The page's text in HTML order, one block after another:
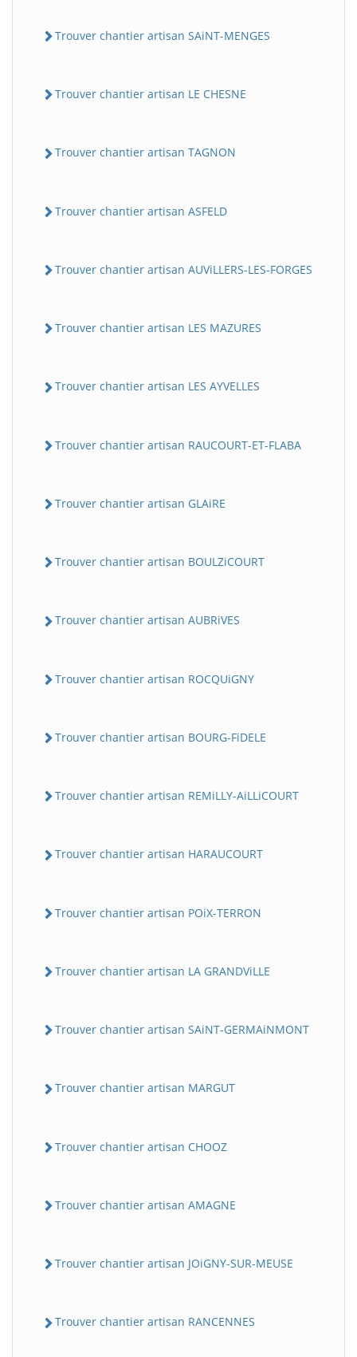
Trouver chantier artisan SAiNT-MENGES
Trouver chantier artisan LE CHESNE
Trouver chantier artisan TAGNON
Trouver chantier artisan ASFELD
Trouver chantier artisan AUViLLERS-LES-FORGES
Trouver chantier artisan LES MAZURES
Trouver chantier artisan LES AYVELLES
Trouver chantier artisan RAUCOURT-ET-FLABA
Trouver chantier artisan GLAiRE
Trouver chantier artisan BOULZiCOURT
Trouver chantier artisan AUBRiVES
Trouver chantier artisan ROCQUiGNY
Trouver chantier artisan BOURG-FiDELE
Trouver chantier artisan REMiLLY-AiLLiCOURT
Trouver chantier artisan HARAUCOURT
Trouver chantier artisan POiX-TERRON
Trouver chantier artisan LA GRANDViLLE
Trouver chantier artisan SAiNT-GERMAiNMONT
Trouver chantier artisan MARGUT
Trouver chantier artisan CHOOZ
Trouver chantier artisan AMAGNE
Trouver chantier artisan JOiGNY-SUR-MEUSE
Trouver chantier artisan RANCENNES